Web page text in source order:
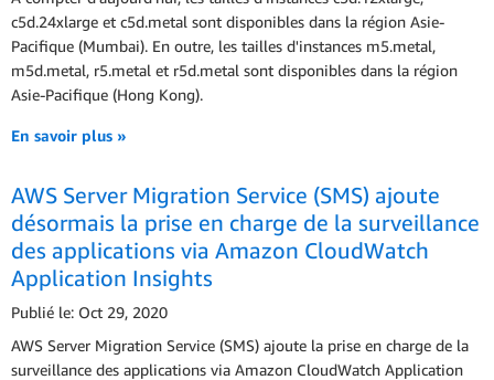
c5d.24xlarge et c5d.metal sont disponibles dans la région Asie-
Pacifique (Mumbai). En outre, les tailles d'instances m5.metal,
m5d.metal, r5.metal et r5d.metal sont disponibles dans la région
Asie-Pacifique (Hong Kong).
En savoir plus »
AWS Server Migration Service (SMS) ajoute
désormais la prise en charge de la surveillance
des applications via Amazon CloudWatch
Application Insights
Publié le: Oct 29, 2020
AWS Server Migration Service (SMS) ajoute la prise en charge de la
surveillance des applications via Amazon CloudWatch Application